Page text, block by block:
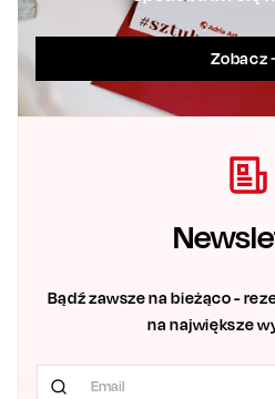
Zobacz
Bądź zawsze na bieżąco -
na największe